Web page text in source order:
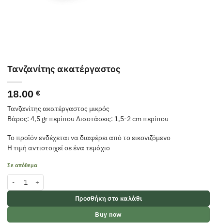
Τανζανίτης ακατέργαστος
18.00 €
Τανζανίτης ακατέργαστος μικρός
Βάρος: 4,5 gr περίπου Διαστάσεις: 1,5-2 cm περίπου
Το προϊόν ενδέχεται να διαφέρει από το εικονιζόμενο
Η τιμή αντιστοιχεί σε ένα τεμάχιο
Σε απόθεμα
Τανζανίτης ακατέργαστος ποσότητα
Προσθήκη στο καλάθι
Buy now